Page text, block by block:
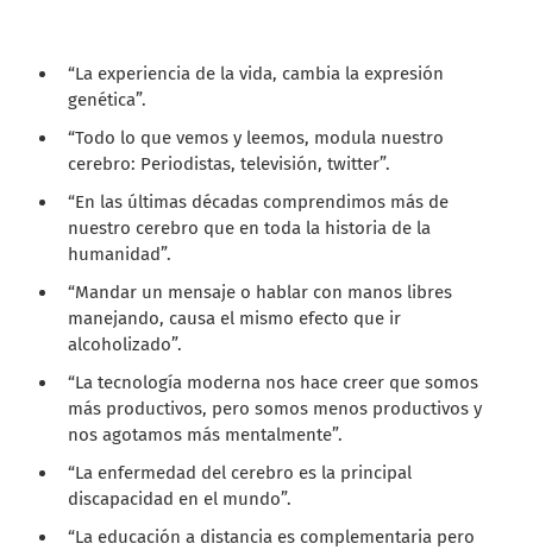
“La experiencia de la vida, cambia la expresión
genética”.
“Todo lo que vemos y leemos, modula nuestro
cerebro: Periodistas, televisión, twitter”.
“En las últimas décadas comprendimos más de
nuestro cerebro que en toda la historia de la
humanidad”.
“Mandar un mensaje o hablar con manos libres
manejando, causa el mismo efecto que ir
alcoholizado”.
“La tecnología moderna nos hace creer que somos
más productivos, pero somos menos productivos y
nos agotamos más mentalmente”.
“La enfermedad del cerebro es la principal
discapacidad en el mundo”.
“La educación a distancia es complementaria pero